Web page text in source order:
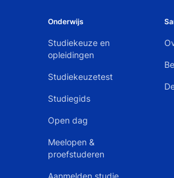
Onderwijs
Studiekeuze en
opleidingen
Studiekeuzetest
Studiegids
Open dag
Meelopen &
proefstuderen
Aanmelden studie